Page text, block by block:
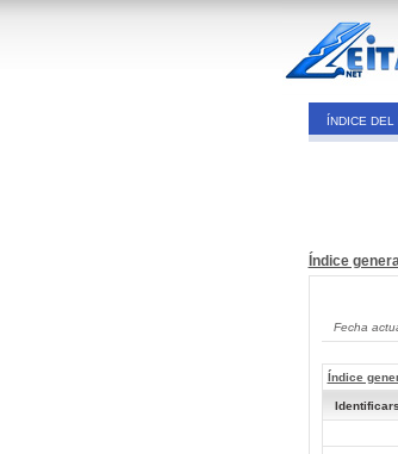
ÍNDICE DEL
Índice
Fecha
Índice